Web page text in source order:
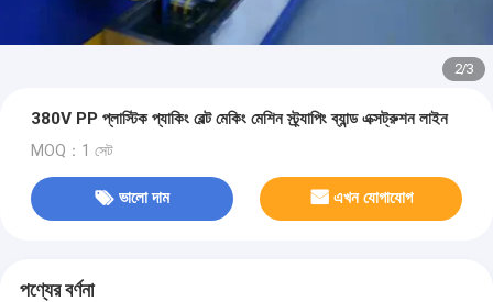
2/3
380V PP প্লাস্টিক প্যাকিং বেল্ট মেকিং মেশিন স্ট্র্যাপিং ব্যান্ড এক্সট্রুশন লাইন
MOQ：1 সেট
ভালো দাম এখন যোগাযোগ
পণ্যের বর্ণনা